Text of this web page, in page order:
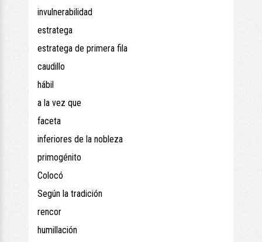
invulnerabilidad
estratega
estratega de primera fila
caudillo
hábil
a la vez que
faceta
inferiores de la nobleza
primogénito
Colocó
Según la tradición
rencor
humillación